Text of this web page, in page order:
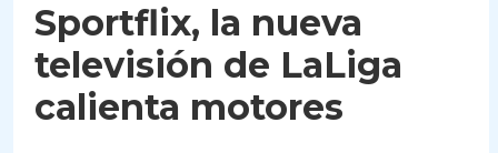
Sportflix, la nueva
televisión de LaLiga
calienta motores